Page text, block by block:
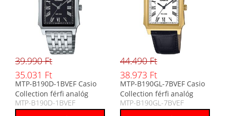
39.990 Ft
35.031 Ft
MTP-B190D-1BVEF Casio
Collection férfi analóg
karóra
MTP-B190D-1BVEF
44.490 Ft
38.973 Ft
MTP-B190GL-7BVEF Casio
Collection férfi analóg
karóra
MTP-B190GL-7BVEF